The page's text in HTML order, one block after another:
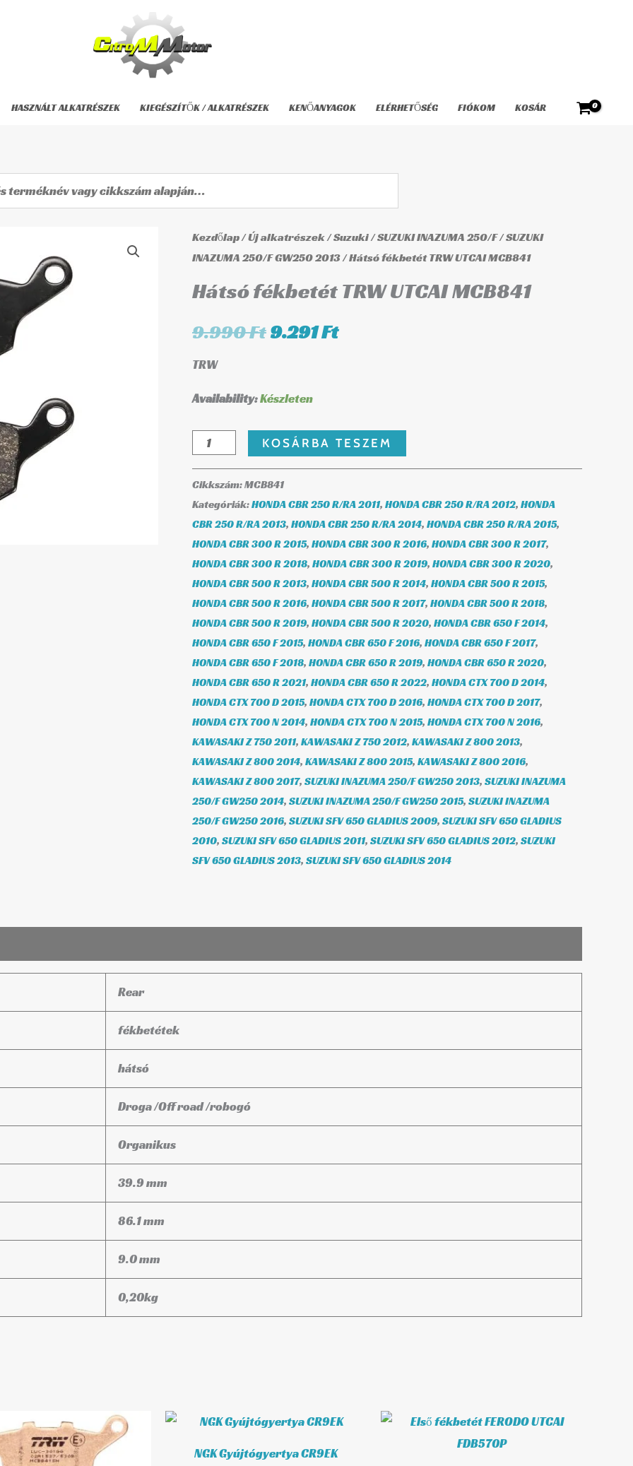
HASZNÁLT ALKATRÉSZEK KIEGÉSZÍTŐK / ALKATRÉSZEK KENŐANYAGOK ELÉRHETŐSÉG FIÓKOM KOSÁR
Kezdőlap/Új alkatrészek/Suzuki/SUZUKI INAZUMA 250/F/SUZUKI
INAZUMA 250/F GW250 2013/ Hátsó fékbetét TRW UTCAI MCB841
Hátsó fékbetét TRW UTCAI MCB841
9.990Ft
Original
price
9.291Ft
Current
price
TRW
Availability:Készleten
Hátsó
fékbetét
UTCAI
MCB841
KOSÁRBA TESZEM
Cikkszám:MCB841
Kategóriák:HONDA CBR 250 R/RA 2011, HONDA CBR 250 R/RA 2012, HONDA
CBR 250 R/RA 2013, HONDA CBR 250 R/RA 2014, HONDA CBR 250 R/RA 2015,
HONDA CBR 300 R 2015, HONDA CBR 300 R 2016, HONDA CBR 300 R 2017,
HONDA CBR 300 R 2018, HONDA CBR 300 R 2019, HONDA CBR 300 R 2020,
HONDA CBR 500 R 2013, HONDA CBR 500 R 2014, HONDA CBR 500 R 2015,
HONDA CBR 500 R 2016, HONDA CBR 500 R 2017, HONDA CBR 500 R 2018,
HONDA CBR 500 R 2019, HONDA CBR 500 R 2020, HONDA CBR 650 F 2014,
HONDA CBR 650 F 2015, HONDA CBR 650 F 2016, HONDA CBR 650 F 2017,
HONDA CBR 650 F 2018, HONDA CBR 650 R 2019, HONDA CBR 650 R 2020,
HONDA CBR 650 R 2021, HONDA CBR 650 R 2022, HONDA CTX 700 D 2014,
HONDA CTX 700 D 2015, HONDA CTX 700 D 2016, HONDA CTX 700 D 2017,
HONDA CTX 700 N 2014, HONDA CTX 700 N 2015, HONDA CTX 700 N 2016,
KAWASAKI Z 750 2011, KAWASAKI Z 750 2012, KAWASAKI Z 800 2013,
KAWASAKI Z 800 2014, KAWASAKI Z 800 2015, KAWASAKI Z 800 2016,
KAWASAKI Z 800 2017, SUZUKI INAZUMA 250/F GW250 2013, SUZUKI INAZUMA
250/F GW250 2014, SUZUKI INAZUMA 250/F GW250 2015, SUZUKI INAZUMA
250/F GW250 2016, SUZUKI SFV 650 GLADIUS 2009, SUZUKI SFV 650 GLADIUS
2010, SUZUKI SFV 650 GLADIUS 2011, SUZUKI SFV 650 GLADIUS 2012, SUZUKI
SFV 650 GLADIUS 2013, SUZUKI SFV 650 GLADIUS 2014
Rear
fékbetétek
hátsó
Droga /Off road /robogó
Organikus
39.9 mm
86.1 mm
9.0 mm
0,20kg
NGK Gyújtógyertya CR9EK